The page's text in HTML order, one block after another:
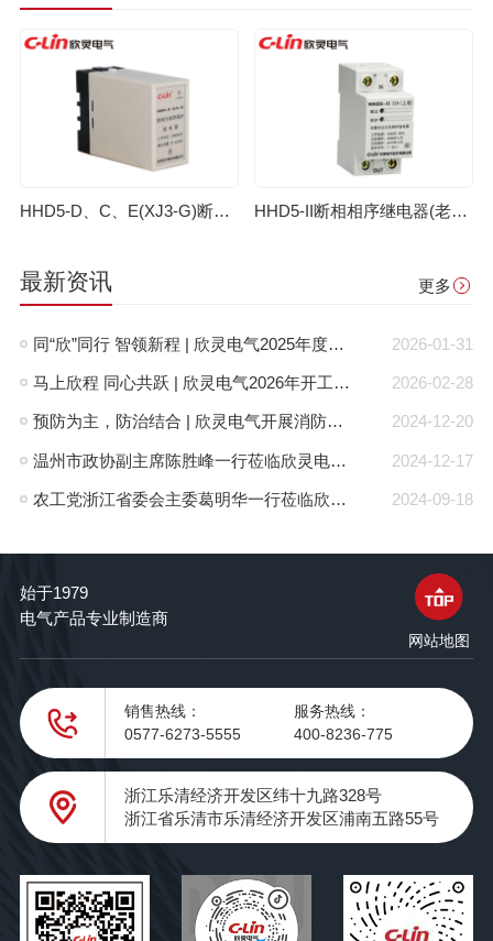
HHD5-D、C、E(XJ3-G)断相相序继电器（老款） HHD5-II断相相序继电器(老款)
最新资讯 更多
2026-01-31
同“欣”同行 智领新程 | 欣灵电气2025年度表彰总结大会暨新年酒会成功举办！
2026-02-28
马上欣程 同心共跃 | 欣灵电气2026年开工大吉！
2024-12-20
预防为主，防治结合 | 欣灵电气开展消防应急预案演练活动
2024-12-17
温州市政协副主席陈胜峰一行莅临欣灵电气调研指导
2024-09-18
农工党浙江省委会主委葛明华一行莅临欣灵电气考察调研
始于1979
电气产品专业制造商
网站地图
销售热线：
0577-6273-5555
服务热线：
400-8236-775
浙江乐清经济开发区纬十九路328号
浙江省乐清市乐清经济开发区浦南五路55号